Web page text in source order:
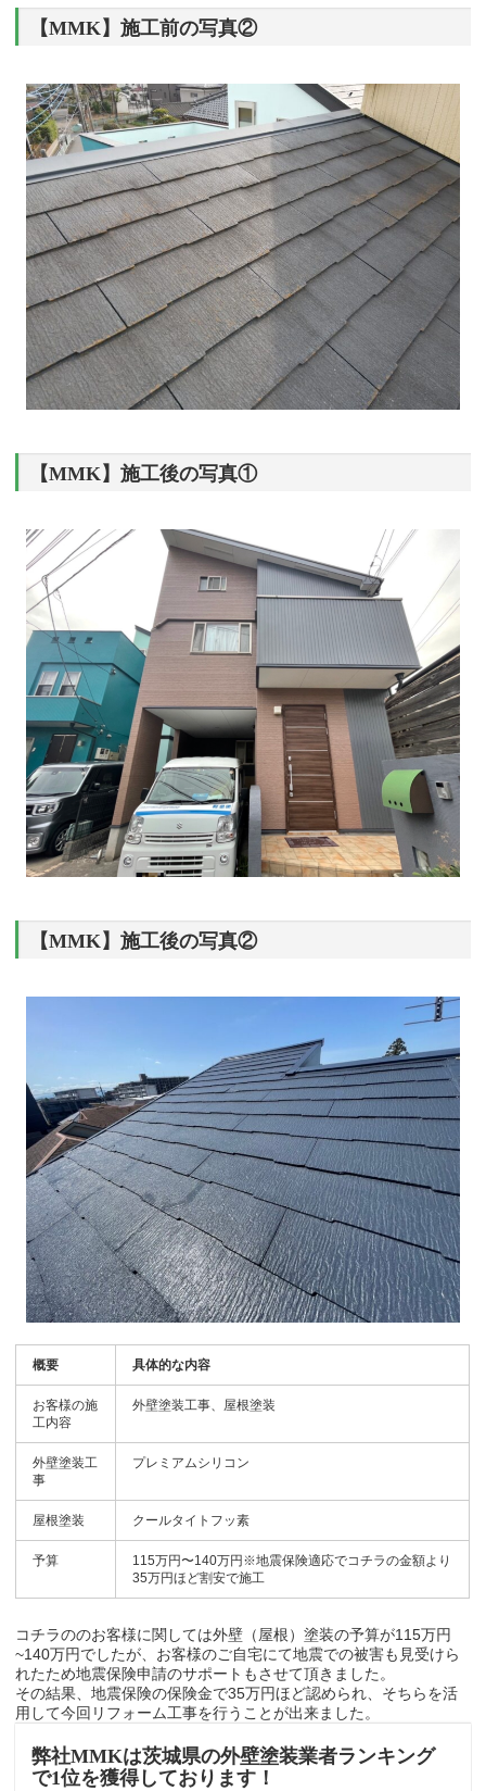
【MMK】施工前の写真②
【MMK】施工後の写真①
【MMK】施工後の写真②
概要 具体的な内容
お客様の施
工内容
外壁塗装工事、屋根塗装
外壁塗装工
事
プレミアムシリコン
屋根塗装 クールタイトフッ素
予算
115万円〜140万円※地震保険適応でコチラの金額より
35万円ほど割安で施工
コチラののお客様に関しては外壁（屋根）塗装の予算が115万円
~140万円でしたが、お客様のご自宅にて地震での被害も見受けら
れたため地震保険申請のサポートもさせて頂きました。
その結果、地震保険の保険金で35万円ほど認められ、そちらを活
用して今回リフォーム工事を行うことが出来ました。
弊社MMKは茨城県の外壁塗装業者ランキング
で1位を獲得しております！